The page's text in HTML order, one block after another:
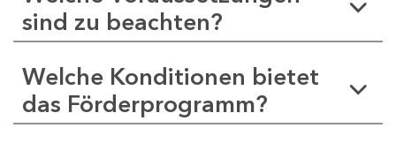
sind zu beachten?
Welche Konditionen bietet
das Förderprogramm?